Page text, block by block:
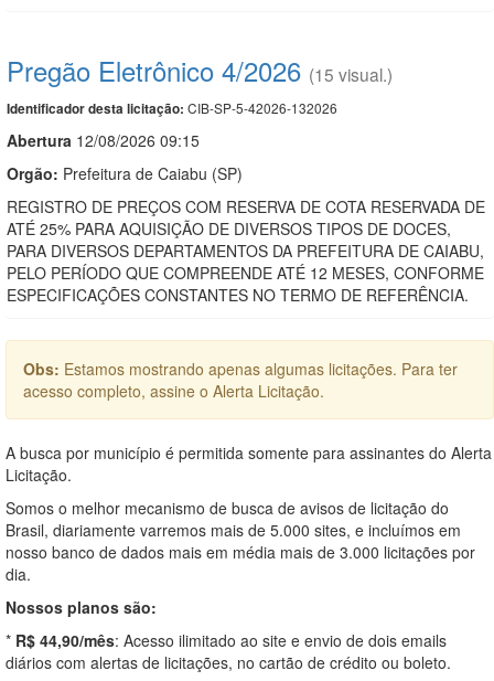
Pregão Eletrônico 4/2026 (15 visual.)
Identificador desta licitação: CIB-SP-5-42026-132026
Abertura 12/08/2026 09:15
Orgão: Prefeitura de Caiabu (SP)
REGISTRO DE PREÇOS COM RESERVA DE COTA RESERVADA DE
ATÉ 25% PARA AQUISIÇÃO DE DIVERSOS TIPOS DE DOCES,
PARA DIVERSOS DEPARTAMENTOS DA PREFEITURA DE CAIABU,
PELO PERÍODO QUE COMPREENDE ATÉ 12 MESES, CONFORME
ESPECIFICAÇÕES CONSTANTES NO TERMO DE REFERÊNCIA.
Obs: Estamos mostrando apenas algumas licitações. Para ter
acesso completo, assine o Alerta Licitação.
A busca por município é permitida somente para assinantes do Alerta
Licitação.
Somos o melhor mecanismo de busca de avisos de licitação do
Brasil, diariamente varremos mais de 5.000 sites, e incluímos em
nosso banco de dados mais em média mais de 3.000 licitações por
dia.
Nossos planos são:
* R$ 44,90/mês: Acesso ilimitado ao site e envio de dois emails
diários com alertas de licitações, no cartão de crédito ou boleto.